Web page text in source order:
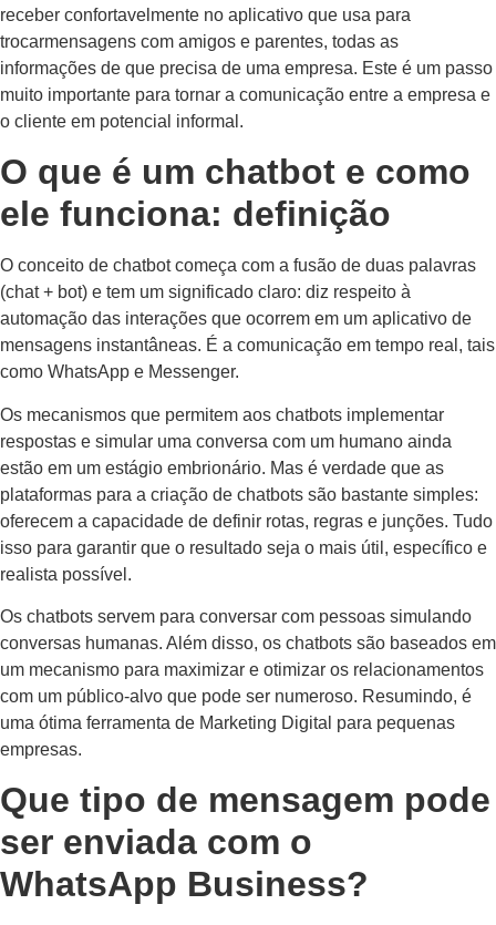
receber confortavelmente no aplicativo que usa para
trocarmensagens com amigos e parentes, todas as
informações de que precisa de uma empresa. Este é um passo
muito importante para tornar a comunicação entre a empresa e
o cliente em potencial informal.
O que é um chatbot e como
ele funciona: definição
O conceito de chatbot começa com a fusão de duas palavras
(chat + bot) e tem um significado claro: diz respeito à
automação das interações que ocorrem em um aplicativo de
mensagens instantâneas. É a comunicação em tempo real, tais
como WhatsApp e Messenger.
Os mecanismos que permitem aos chatbots implementar
respostas e simular uma conversa com um humano ainda
estão em um estágio embrionário. Mas é verdade que as
plataformas para a criação de chatbots são bastante simples:
oferecem a capacidade de definir rotas, regras e junções. Tudo
isso para garantir que o resultado seja o mais útil, específico e
realista possível.
Os chatbots servem para conversar com pessoas simulando
conversas humanas. Além disso, os chatbots são baseados em
um mecanismo para maximizar e otimizar os relacionamentos
com um público-alvo que pode ser numeroso. Resumindo, é
uma ótima ferramenta de Marketing Digital para pequenas
empresas.
Que tipo de mensagem pode
ser enviada com o
WhatsApp Business?